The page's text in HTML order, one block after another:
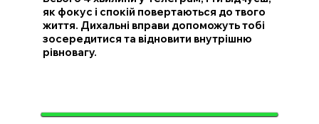
як фокус і спокій повертаються до твого
життя. Дихальні вправи допоможуть тобі
зосередитися та відновити внутрішню
рівновагу.